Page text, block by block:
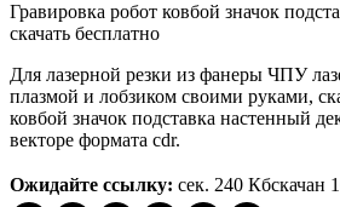
Гравировка робот ковбой значок
скачать бесплатно
Для лазерной резки из фанеры ЧПУ
плазмой и лобзиком своими руками,
ковбой значок подставка настенный
векторе формата cdr.
Ожидайте ссылку: сек. 240 Кбскачан